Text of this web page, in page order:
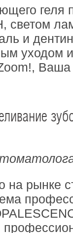
геля
светом
и
уходом
Ваша
на рынке